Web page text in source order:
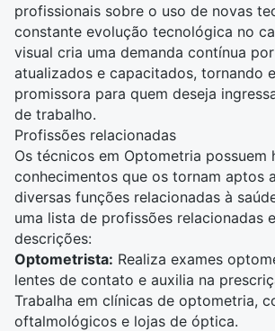
profissionais sobre o uso de novas
constante evolução tecnológica no
visual cria uma demanda contínua
atualizados e capacitados, tornando
promissora para quem deseja
de trabalho.
Profissões relacionadas
Os técnicos em Optometria possuem
conhecimentos que os tornam aptos
diversas funções relacionadas à
uma lista de profissões relacionadas
descrições:
Optometrista: Realiza exames
lentes de contato e auxilia na
Trabalha em clínicas de optometria,
oftalmológicos e lojas de óptica.